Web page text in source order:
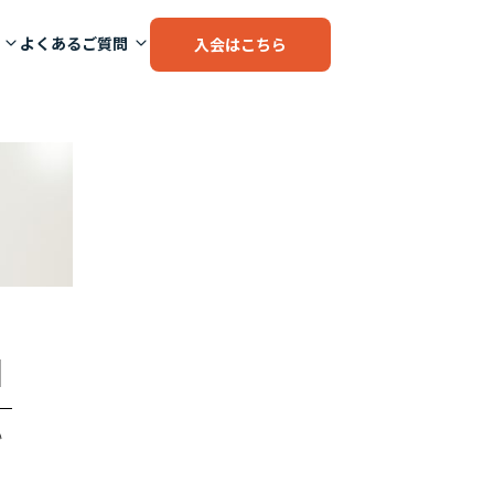
よくあるご質問 入会はこちら